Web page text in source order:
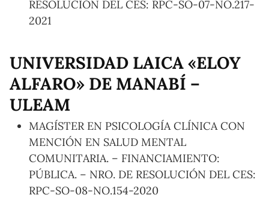
RESOLUCIÓN DEL CES: RPC-SO-07-NO.217-
2021
UNIVERSIDAD LAICA «ELOY
ALFARO» DE MANABÍ –
ULEAM
MAGÍSTER EN PSICOLOGÍA CLÍNICA CON
MENCIÓN EN SALUD MENTAL
COMUNITARIA. – FINANCIAMIENTO:
PÚBLICA. – NRO. DE RESOLUCIÓN DEL CES:
RPC-SO-08-NO.154-2020